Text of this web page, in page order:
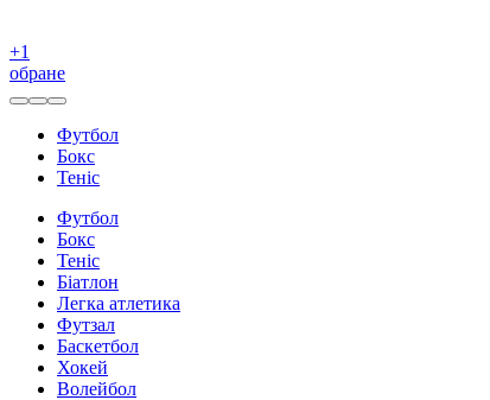
+1
обране
Футбол
Бокс
Теніс
Футбол
Бокс
Теніс
Біатлон
Легка атлетика
Футзал
Баскетбол
Хокей
Волейбол